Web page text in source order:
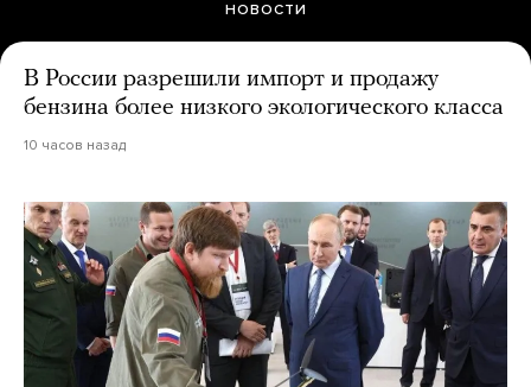
НОВОСТИ
В России разрешили импорт и продажу
бензина более низкого экологического класса
10 часов назад